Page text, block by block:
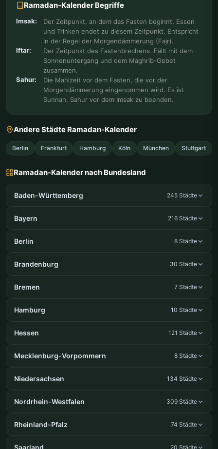
Ramadan-Kalender Begriffe
Imsak:
Der Zeitpunkt, an dem das Fasten beginnt. Essen
und Trinken endet zu diesem Zeitpunkt. Entspricht
in der Regel der Morgendämmerung (Fajr).
Iftar:
Der Zeitpunkt des Fastenbrechens. Fällt mit dem
Sonnenuntergang und dem Maghrib-Gebet
zusammen.
Sahur:
Die Mahlzeit vor dem Fasten, die vor der
Morgendämmerung eingenommen wird. Es ist
Sunnah, Sahur vor dem Imsak zu beenden.
Andere Städte Ramadan-Kalender
Berlin Frankfurt Hamburg Köln München Stuttgart
Ramadan-Kalender nach Bundesland
Baden-Württemberg 245 Städte
Bayern 216 Städte
Berlin 8 Städte
Brandenburg 30 Städte
Bremen 7 Städte
Hamburg 10 Städte
Hessen 121 Städte
Mecklenburg-Vorpommern 8 Städte
Niedersachsen 134 Städte
Nordrhein-Westfalen 309 Städte
Rheinland-Pfalz 74 Städte
20 Städte